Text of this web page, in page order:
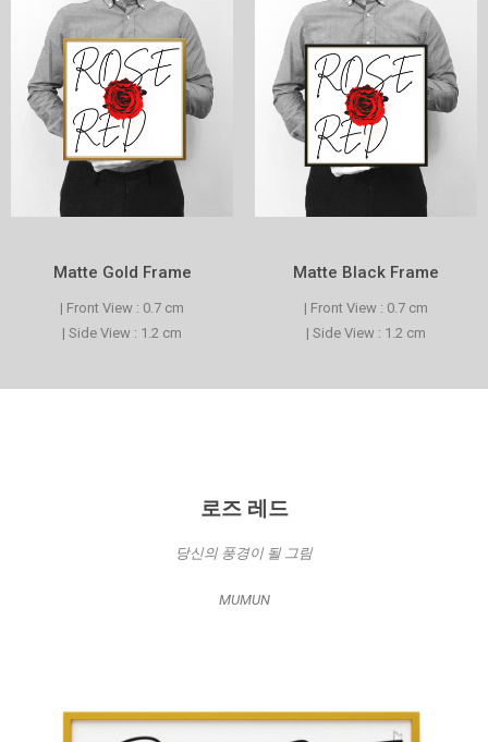
Matte Gold Frame
| Front View : 0.7 cm
| Side View : 1.2 cm
Matte Black Frame
| Front View : 0.7 cm
| Side View : 1.2 cm
로즈 레드
당신의 풍경이 될 그림
MUMUN